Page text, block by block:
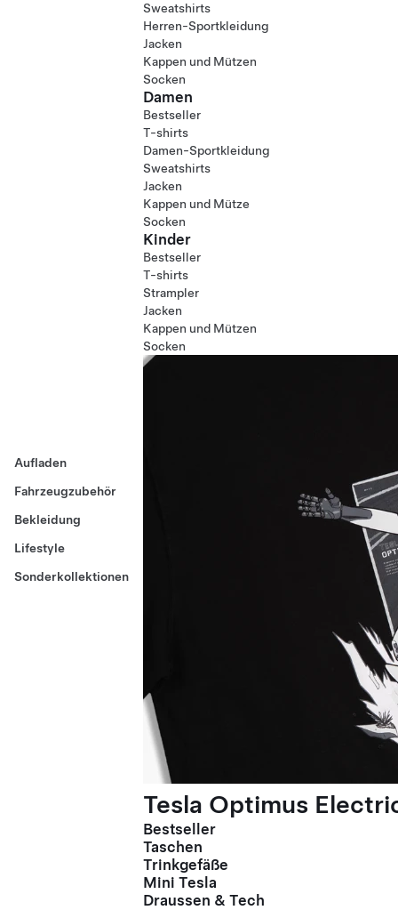
Aufladen
Fahrzeugzubehör
Bekleidung
Lifestyle
Sonderkollektionen
Sweatshirts
Herren-Sportkleidung
Jacken
Kappen und Mützen
Socken
Damen
Bestseller
T-shirts
Damen-Sportkleidung
Sweatshirts
Jacken
Kappen und Mütze
Socken
Kinder
Bestseller
T-shirts
Strampler
Jacken
Kappen und Mützen
Socken
Tesla Optimus
Bestseller
Taschen
Trinkgefäße
Mini Tesla
Draussen & Tech